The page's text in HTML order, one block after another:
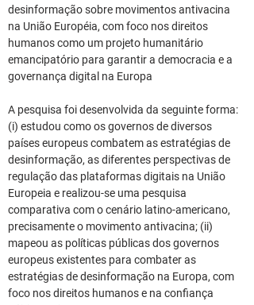
desinformação sobre movimentos antivacina
na União Européia, com foco nos direitos
humanos como um projeto humanitário
emancipatório para garantir a democracia e a
governança digital na Europa
A pesquisa foi desenvolvida da seguinte forma:
(i) estudou como os governos de diversos
países europeus combatem as estratégias de
desinformação, as diferentes perspectivas de
regulação das plataformas digitais na União
Europeia e realizou-se uma pesquisa
comparativa com o cenário latino-americano,
precisamente o movimento antivacina; (ii)
mapeou as políticas públicas dos governos
europeus existentes para combater as
estratégias de desinformação na Europa, com
foco nos direitos humanos e na confiança